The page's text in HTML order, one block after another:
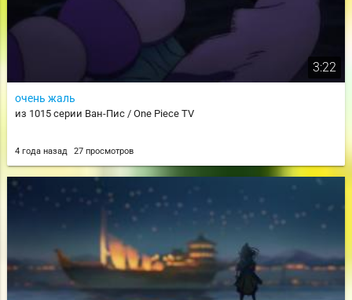
3:22
очень жаль
из 1015 серии Ван-Пис / One Piece TV
4 года назад 27 просмотров